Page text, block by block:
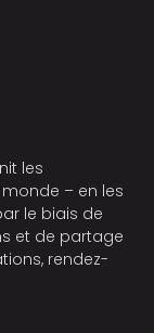
les
– en les
le biais de
et de partage
rendez-